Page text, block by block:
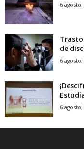
6 agosto,
de
6 agosto,
6 agosto,